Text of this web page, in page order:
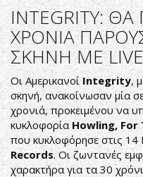
ΑΜΕΡΙΚΑΝΟΙ
CHIMAIRA
ΜΕΤΑ
ΤΟ
2014
INTEGRITY:
ΧΡΟΝΙΑ
ΣΚΗΝΗ ΜΕ LIVE
Οι Αμερικανοί Integrity,
σκηνή, ανακοίνωσαν μία
χρονιά, προκειμένου να
κυκλοφορία Howling, For
που κυκλοφόρησε στις 14
Records. Οι ζωντανές
χαρακτήρα για τα 30